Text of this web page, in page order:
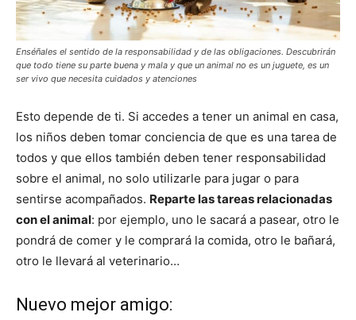
Enséñales el sentido de la responsabilidad y de las obligaciones. Descubrirán
que todo tiene su parte buena y mala y que un animal no es un juguete, es un
ser vivo que necesita cuidados y atenciones
Esto depende de ti. Si accedes a tener un animal en casa,
los niños deben tomar conciencia de que es una tarea de
todos y que ellos también deben tener responsabilidad
sobre el animal, no solo utilizarle para jugar o para
sentirse acompañados. Reparte las tareas relacionadas
con el animal: por ejemplo, uno le sacará a pasear, otro le
pondrá de comer y le comprará la comida, otro le bañará,
otro le llevará al veterinario…
Nuevo mejor amigo: